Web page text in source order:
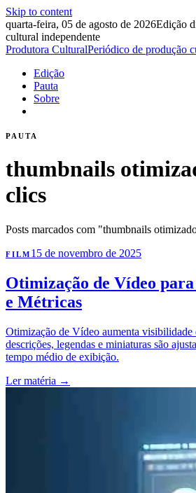
Skip to content
quarta-feira, 05 de agosto de 2026Edição
cultural independente
Produtora CulturalPeriódico de produção
Edição
Pauta
Sobre
PAUTA
thumbnails
clics
Posts marcados com "thumbnails
FILM 15 de novembro de 2025
Otimização de Vídeo
e Métricas
Otimização de Vídeo aumenta visibilidade
descrições, legendas e miniaturas são
tempo médio de exibição.
Ler matéria →